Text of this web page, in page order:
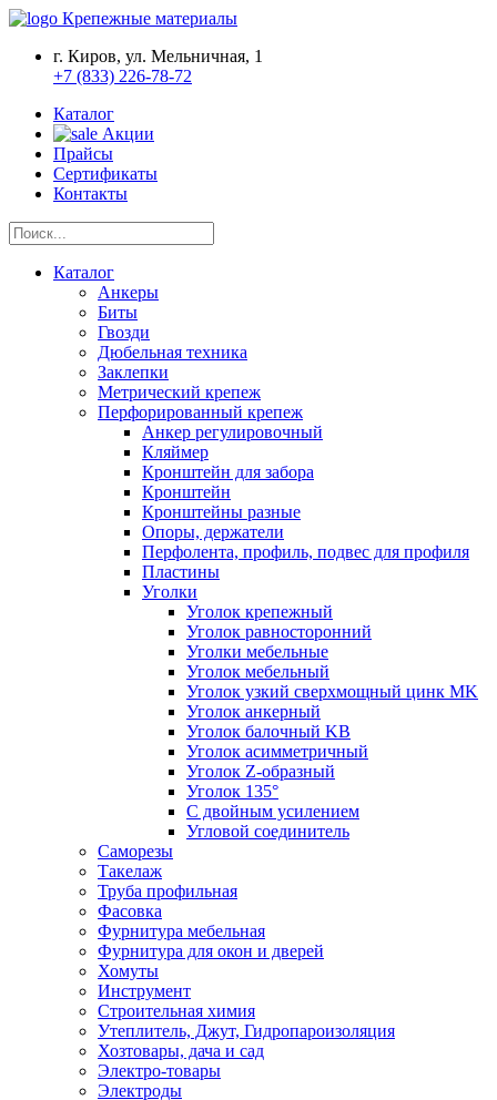
Крепежные материалы
г. Киров, ул. Мельничная, 1
+7 (833) 226-78-72
Каталог
Акции
Прайсы
Сертификаты
Контакты
Каталог
Анкеры
Биты
Гвозди
Дюбельная техника
Заклепки
Метрический крепеж
Перфорированный крепеж
Анкер регулировочный
Кляймер
Кронштейн для забора
Кронштейн
Кронштейны разные
Опоры, держатели
Перфолента, профиль, подвес для профиля
Пластины
Уголки
Уголок крепежный
Уголок равносторонний
Уголки мебельные
Уголок мебельный
Уголок узкий сверхмощный цинк MK
Уголок анкерный
Уголок балочный KB
Уголок асимметричный
Уголок Z-образный
Уголок 135°
С двойным усилением
Угловой соединитель
Саморезы
Такелаж
Труба профильная
Фасовка
Фурнитура мебельная
Фурнитура для окон и дверей
Хомуты
Инструмент
Строительная химия
Утеплитель, Джут, Гидропароизоляция
Хозтовары, дача и сад
Электро-товары
Электроды